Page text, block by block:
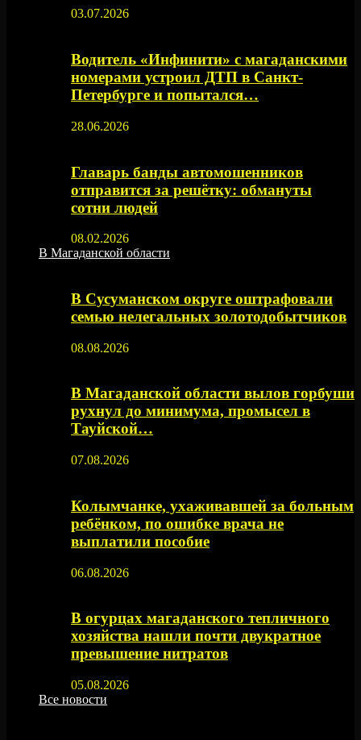
03.07.2026
Водитель «Инфинити» с магаданскими
номерами устроил ДТП в Санкт-
Петербурге и попытался…
28.06.2026
Главарь банды автомошенников
отправится за решётку: обмануты
сотни людей
08.02.2026
В Магаданской области
В Сусуманском округе оштрафовали
семью нелегальных золотодобытчиков
08.08.2026
В Магаданской области вылов горбуши
рухнул до минимума, промысел в
Тауйской…
07.08.2026
Колымчанке, ухаживавшей за больным
ребёнком, по ошибке врача не
выплатили пособие
06.08.2026
В огурцах магаданского тепличного
хозяйства нашли почти двукратное
превышение нитратов
05.08.2026
Все новости